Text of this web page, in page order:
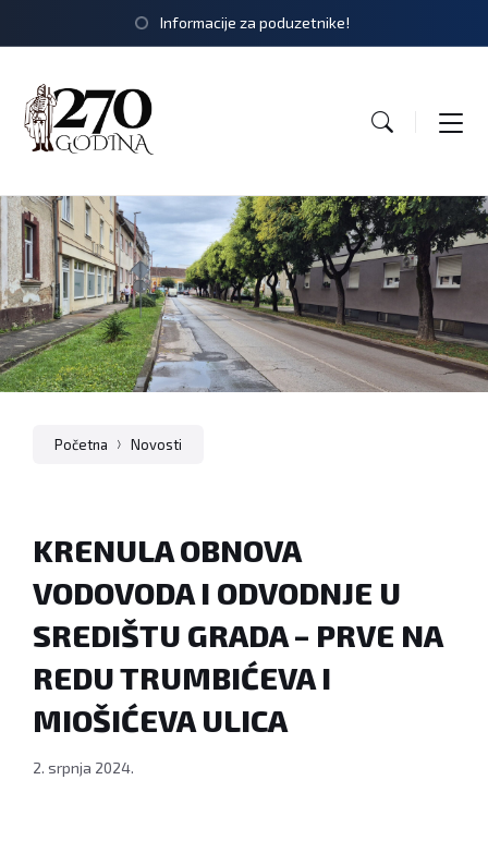
Informacije za poduzetnike!
Početna Novosti
KRENULA OBNOVA
VODOVODA I ODVODNJE U
SREDIŠTU GRADA – PRVE NA
REDU TRUMBIĆEVA I
MIOŠIĆEVA ULICA
2. srpnja 2024.